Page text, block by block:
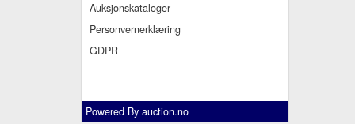
Auksjonskataloger
Personvernerklæring
GDPR
Powered By auction.no